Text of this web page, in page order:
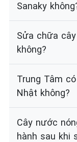
Sanaky
Sửa chữa
không?
Trung Tâm
Nhật không?
Cây nước
hành sau khi